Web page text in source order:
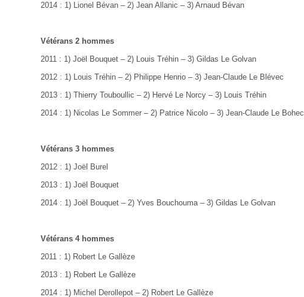
2014 : 1) Lionel Bévan–2) Jean Allanic–3) Arnaud Bévan
Vétérans 2 hommes
2011 : 1) Joël Bouquet–2) Louis Tréhin–3) Gildas Le Golvan
2012 : 1) Louis Tréhin – 2) Philippe Henrio–3) Jean-Claude Le Blévec
2013 : 1) Thierry Touboullic–2) Hervé Le Norcy–3) Louis Tréhin
2014 : 1) Nicolas Le Sommer – 2) Patrice Nicolo – 3) Jean-Claude Le Bohec
Vétérans 3 hommes
2012 : 1) Joël Burel
2013 : 1) Joël Bouquet
2014 : 1) Joël Bouquet – 2) Yves Bouchouma – 3) Gildas Le Golvan
Vétérans 4 hommes
2011 : 1) Robert Le Gallèze
2013 : 1) Robert Le Gallèze
2014 : 1) Michel Derollepot–2) Robert Le Gallèze